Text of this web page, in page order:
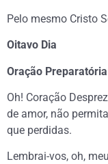
Pelo mesmo Cristo
Oitavo Dia
Oração
Oh! Coração
de amor, não
que perdidas.
Lembrai-vos, oh,